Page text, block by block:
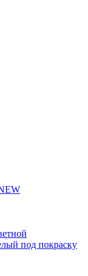
под покраску